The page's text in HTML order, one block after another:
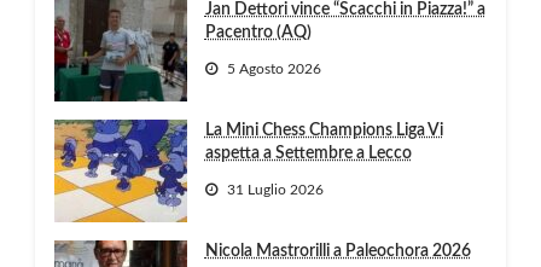
Jan Dettori vince “Scacchi in Piazza!” a
Pacentro (AQ)
5 Agosto 2026
La Mini Chess Champions Liga Vi
aspetta a Settembre a Lecco
31 Luglio 2026
Nicola Mastrorilli a Paleochora 2026